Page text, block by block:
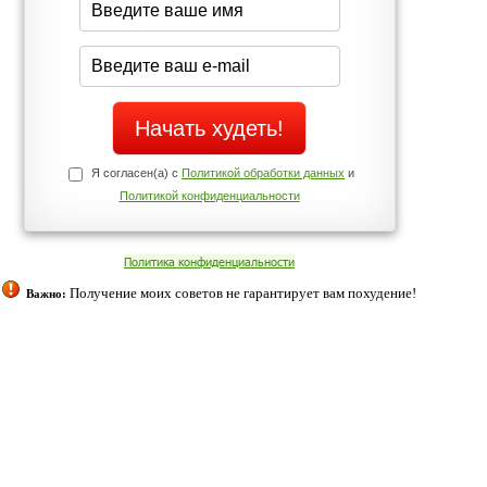
Нет
Телефоны службы поддержки
+7 (909) 421-77-27
cookies. Оставаясь с нами, вы соглашаетесь с нашей
Согласен